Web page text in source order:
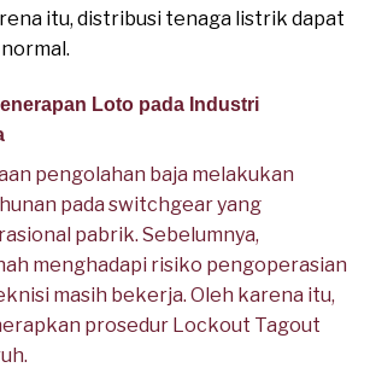
itu, distribusi tenaga listrik dapat
Loto pada Industri
pengolahan baja melakukan
pada switchgear yang
pabrik. Sebelumnya,
menghadapi risiko pengoperasian
masih bekerja. Oleh karena itu,
prosedur Lockout Tagout